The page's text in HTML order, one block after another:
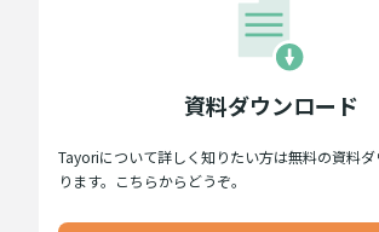
資料ダウンロード
Tayoriについて詳しく知りたい方は無料の資料
ります。こちらからどうぞ。